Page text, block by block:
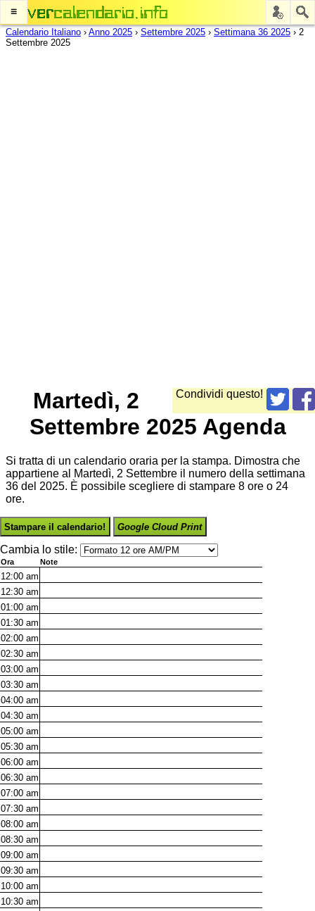
≡
Calendario Italiano › Anno 2025 › Settembre 2025 › Settimana 36 2025 › 2
Settembre 2025
Condividi questo!
Martedì, 2
Settembre 2025 Agenda
Si tratta di un calendario oraria per la stampa. Dimostra che
appartiene al Martedì, 2 Settembre il numero della settimana
36 del 2025. È possibile scegliere di stampare 8 ore o 24
ore.
Stampare il calendario! Google Cloud Print
Cambia lo stile:
Ora Note
12:00 am
12:30 am
01:00 am
01:30 am
02:00 am
02:30 am
03:00 am
03:30 am
04:00 am
04:30 am
05:00 am
05:30 am
06:00 am
06:30 am
07:00 am
07:30 am
08:00 am
08:30 am
09:00 am
09:30 am
10:00 am
10:30 am